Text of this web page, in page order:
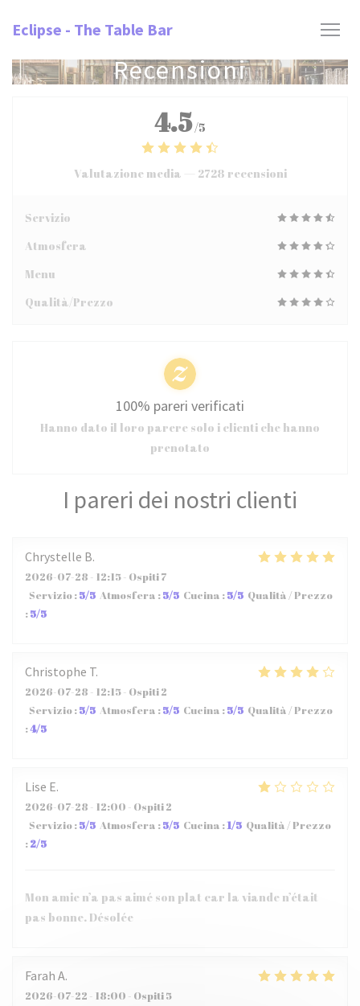
Eclipse - The Table Bar
Recensioni
I pareri dei nostri clienti
Chrystelle B
2026-07-28 - 12:15 - Ospiti 7
Servizio:5/5 Atmosfera :5/5 Cucina :5/5 Qualità / Prezzo
:5/5
Christophe T
2026-07-28 - 12:15 - Ospiti 2
Servizio:5/5 Atmosfera :5/5 Cucina :5/5 Qualità / Prezzo
:4/5
Lise E
2026-07-28 - 12:00 - Ospiti 2
Servizio:5/5 Atmosfera :5/5 Cucina :1/5 Qualità / Prezzo
:2/5
Mon amie n’a pas aimé son plat car la viande n’était
pas bonne. Désolée
Farah A
2026-07-22 - 18:00 - Ospiti 5
4.5/5
Valutazione media — 2728 recensioni
Servizio
Atmosfera
Menu
Qualità/Prezzo
100% pareri verificati
Hanno dato il loro parere solo i clienti che hanno
prenotato